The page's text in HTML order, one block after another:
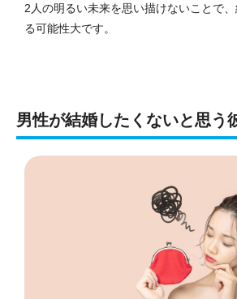
2人の明るい未来を思い描けないことで
る可能性大です。
男性が結婚したくないと思う